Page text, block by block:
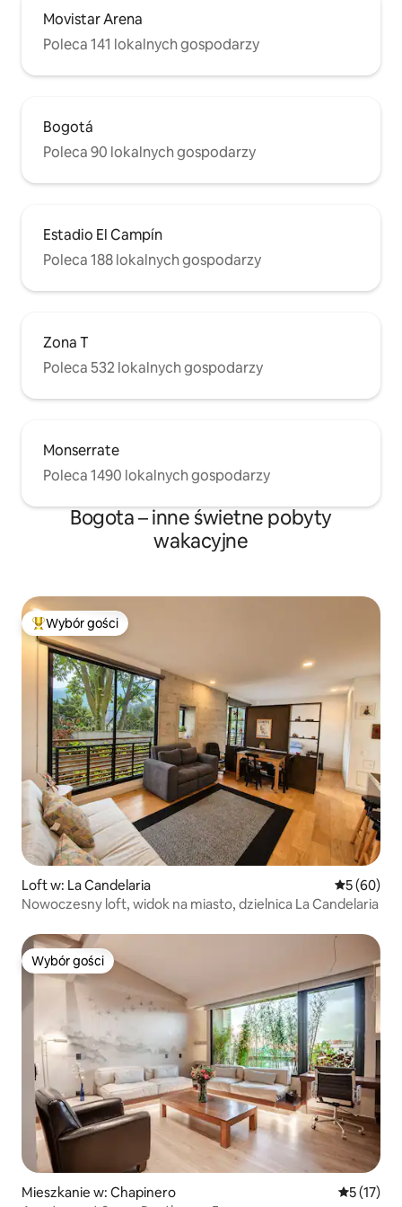
Movistar Arena
Poleca 141 lokalnych gospodarzy
Bogotá
Poleca 90 lokalnych gospodarzy
Estadio El Campín
Poleca 188 lokalnych gospodarzy
Zona T
Poleca 532 lokalnych gospodarzy
Monserrate
Poleca 1490 lokalnych gospodarzy
Bogota – inne świetne pobyty
wakacyjne
Najpopularniejsze z kategorii Wybór gości
Wybór gości
Loft w: La Candelaria Średnia
5 (60)
Nowoczesny loft, widok na miasto, dzielnica La Candelaria
Wybór gości
Wybór gości
Mieszkanie w: Chapinero Średnia
5 (17)